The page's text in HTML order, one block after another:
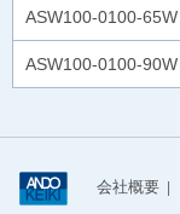
ASW100-0100-65W
ASW100-0100-90W
会社概要